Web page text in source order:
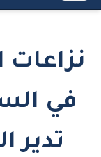
نزاعات
تدير